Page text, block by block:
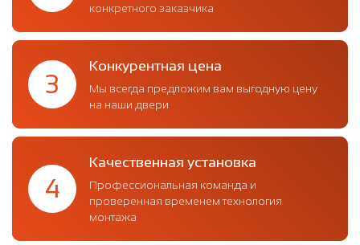
конкретного заказчика
3
Конкурентная цена
Мы всегда предложим вам выгодную цену
на наши двери
4
Качественная установка
Профессиональная команда и
проверенная временем технология
монтажа